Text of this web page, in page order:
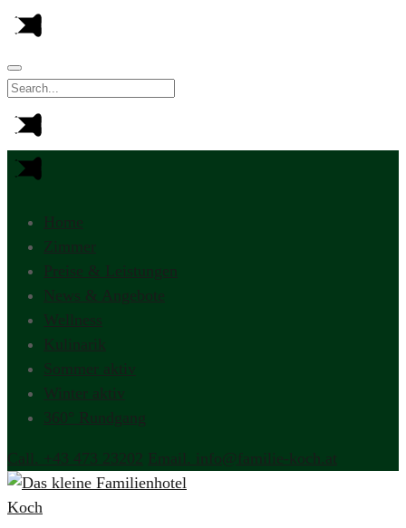
Home
Zimmer
Preise & Leistungen
News & Angebote
Wellness
Kulinarik
Sommer aktiv
Winter aktiv
360° Rundgang
Call. +43 473 23202 Email. info@familie-koch.at